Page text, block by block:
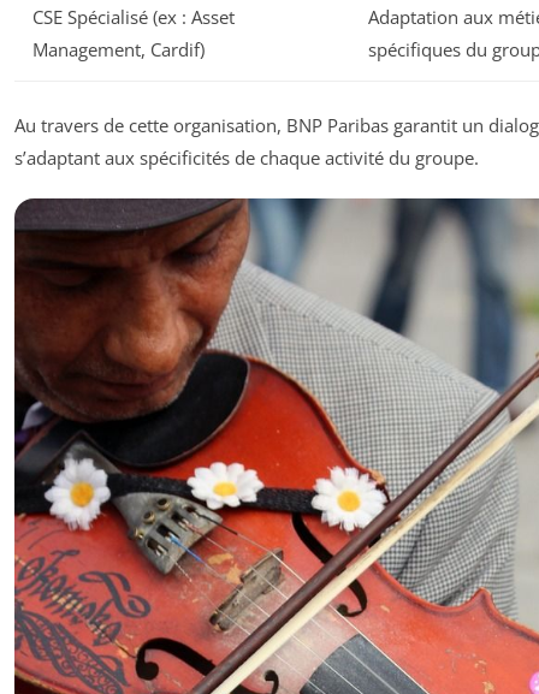
CSE Spécialisé (ex : Asset
Management, Cardif)
Adaptation aux
spécifiques du
Au travers de cette organisation, BNP Paribas garantit un
s’adaptant aux spécificités de chaque activité du groupe.